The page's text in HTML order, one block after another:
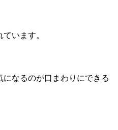
います。
なるのが口まわりにできる